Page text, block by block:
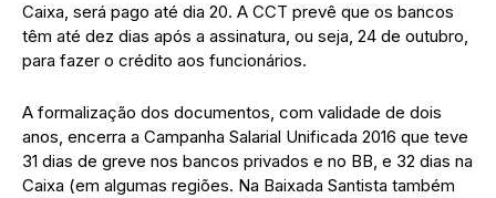
Caixa, será pago até dia 20. A CCT prevê que os bancos
têm até dez dias após a assinatura, ou seja, 24 de outubro,
para fazer o crédito aos funcionários.
A formalização dos documentos, com validade de dois
anos, encerra a Campanha Salarial Unificada 2016 que teve
31 dias de greve nos bancos privados e no BB, e 32 dias na
Caixa (em algumas regiões. Na Baixada Santista também